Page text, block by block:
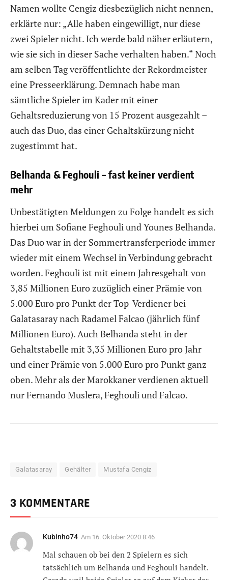
Namen wollte Cengiz diesbezüglich nicht nennen,
erklärte nur: „Alle haben eingewilligt, nur diese
zwei Spieler nicht. Ich werde bald näher erläutern,
wie sie sich in dieser Sache verhalten haben.“ Noch
am selben Tag veröffentlichte der Rekordmeister
eine Presseerklärung. Demnach habe man
sämtliche Spieler im Kader mit einer
Gehaltsreduzierung von 15 Prozent ausgezahlt –
auch das Duo, das einer Gehaltskürzung nicht
zugestimmt hat.
Belhanda & Feghouli – fast keiner verdient
mehr
Unbestätigten Meldungen zu Folge handelt es sich
hierbei um Sofiane Feghouli und Younes Belhanda.
Das Duo war in der Sommertransferperiode immer
wieder mit einem Wechsel in Verbindung gebracht
worden. Feghouli ist mit einem Jahresgehalt von
3,85 Millionen Euro zuzüglich einer Prämie von
5.000 Euro pro Punkt der Top-Verdiener bei
Galatasaray nach Radamel Falcao (jährlich fünf
Millionen Euro). Auch Belhanda steht in der
Gehaltstabelle mit 3,35 Millionen Euro pro Jahr
und einer Prämie von 5.000 Euro pro Punkt ganz
oben. Mehr als der Marokkaner verdienen aktuell
nur Fernando Muslera, Feghouli und Falcao.
Galatasaray Gehälter Mustafa Cengiz
3 KOMMENTARE
Kubinho74 Am 16. Oktober 2020 8:46
Mal schauen ob bei den 2 Spielern es sich
tatsächlich um Belhanda und Feghouli handelt.